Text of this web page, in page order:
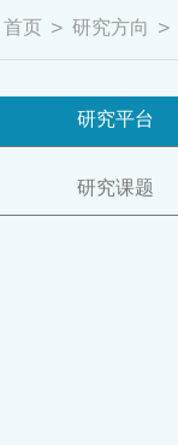
首页 > 研究方向 >
研究平台
研究课题